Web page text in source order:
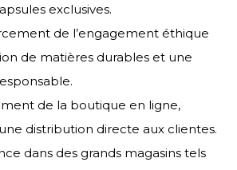
exclusives.
de l’engagement éthique
de matières durables et une
de la boutique en ligne,
distribution directe aux clientes.
dans des grands magasins tels